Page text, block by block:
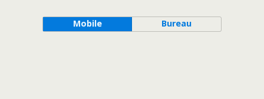
Mobile Bureau